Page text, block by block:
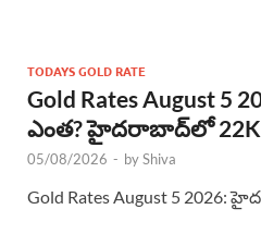
TODAYS GOLD RATE
Gold Rates August 5
ఎంత? హైదరాబాద్‌లో 22K,
05/08/2026 - byShiva
Gold Rates August 5